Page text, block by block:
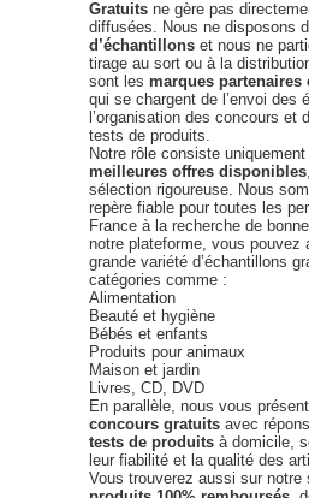
Gratuits ne gère pas
diffusées. Nous ne disposons
d’échantillons et nous ne
tirage au sort ou à la
sont les marques partenaires
qui se chargent de l’envoi des
l’organisation des concours et
tests de produits.
Notre rôle consiste
meilleures offres disponibles
sélection rigoureuse. Nous
repère fiable pour toutes les
France à la recherche de
notre plateforme, vous pouvez
grande variété d’échantillons
catégories comme :
Alimentation
Beauté et hygiène
Bébés et enfants
Produits pour animaux
Maison et jardin
Livres, CD, DVD
En parallèle, nous vous
concours gratuits avec
tests de produits à domicile,
leur fiabilité et la qualité des
Vous trouverez aussi sur notre